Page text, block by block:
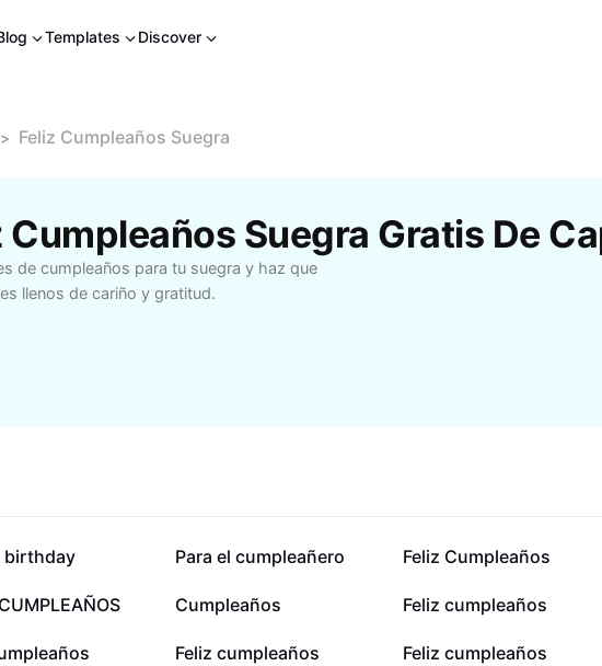
Templates Discover
> Feliz Cumpleaños Suegra
de cumpleaños para tu suegra y haz que
llenos de cariño y gratitud.
birthday 271,3 mil
Para el cumpleañero 180,6 mil
Feliz Cumpleaños
64,5 mil
Cumpleaños 62,9 mil
Feliz cumpleaños
18,1 mil
Feliz cumpleaños 14,7 mil
Feliz cumpleaños